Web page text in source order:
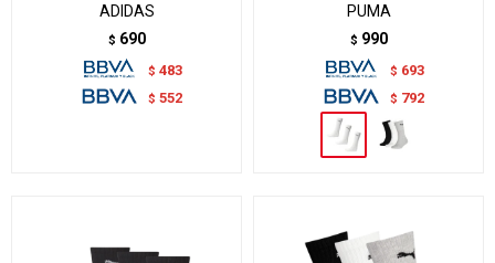
ADIDAS
$ 690
$ 483
$ 552
PUMA
$ 990
$ 693
$ 792